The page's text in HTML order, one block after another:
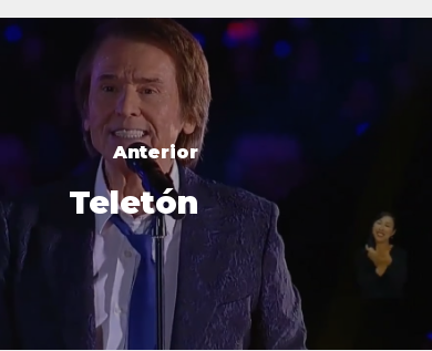
Anterior
Teletón